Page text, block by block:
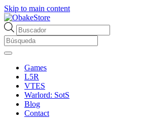
Skip to main content
Búsqueda
de
productos
Games
L5R
VTES
Warlord: SotS
Blog
Contact